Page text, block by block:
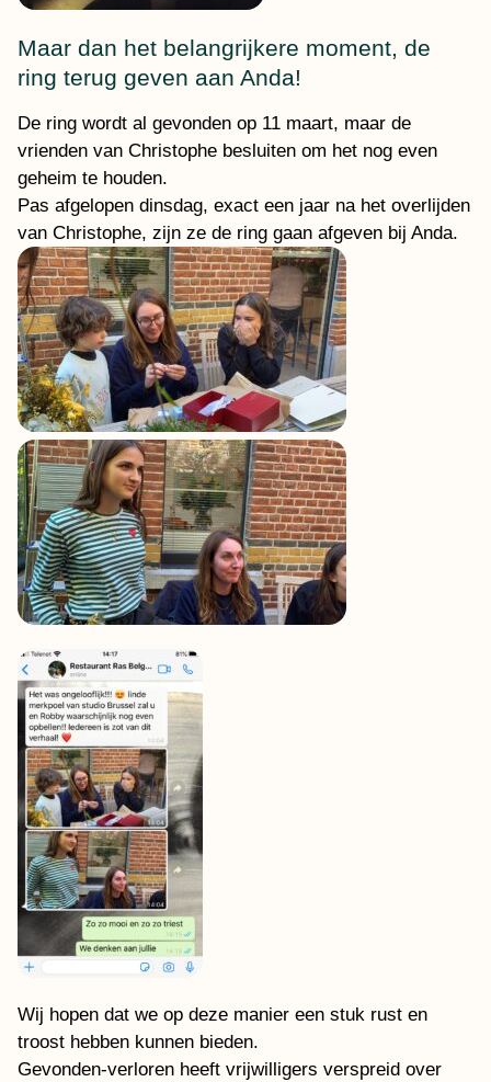
Maar dan het belangrijkere moment, de
ring terug geven aan Anda!
De ring wordt al gevonden op 11 maart, maar de
vrienden van Christophe besluiten om het nog even
geheim te houden.
Pas afgelopen dinsdag, exact een jaar na het overlijden
van Christophe, zijn ze de ring gaan afgeven bij Anda.
Wij hopen dat we op deze manier een stuk rust en
troost hebben kunnen bieden.
Gevonden-verloren heeft vrijwilligers verspreid over